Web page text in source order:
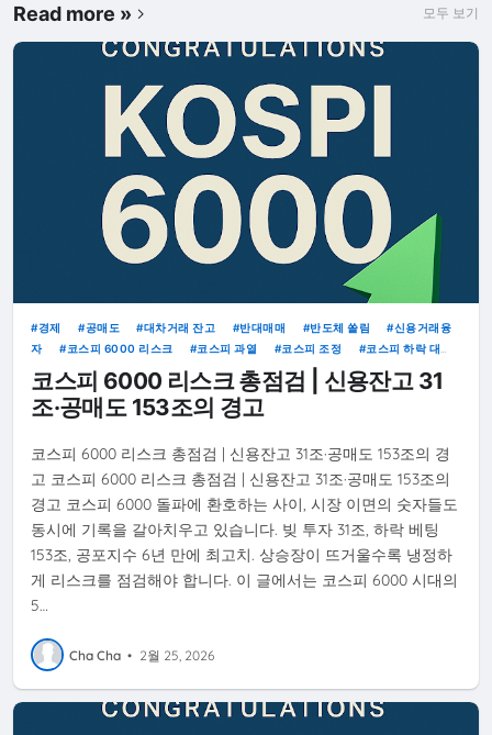
Read more » 모두 보기
경제 공매도 대차거래 잔고 반대매매 반도체 쏠림
신용거래융
자
코스피 6000 리스크 코스피 과열 코스피 조정
코스피 하락 대
VKOSPI
코스피 6000 리스크 총점검 | 신용잔고 31
조·공매도 153조의 경고
코스피 6000 리스크 총점검 | 신용잔고 31조·공매도 153조의 경
고 코스피 6000 리스크 총점검 | 신용잔고 31조·공매도 153조의
경고 코스피 6000 돌파에 환호하는 사이, 시장 이면의 숫자들도
동시에 기록을 갈아치우고 있습니다. 빚 투자 31조, 하락 베팅
153조, 공포지수 6년 만에 최고치. 상승장이 뜨거울수록 냉정하
게 리스크를 점검해야 합니다. 이 글에서는 코스피 6000 시대의
5…
Cha Cha • 2월 25, 2026